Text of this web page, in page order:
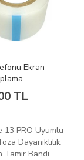
Ekran
ve Sunum
TL